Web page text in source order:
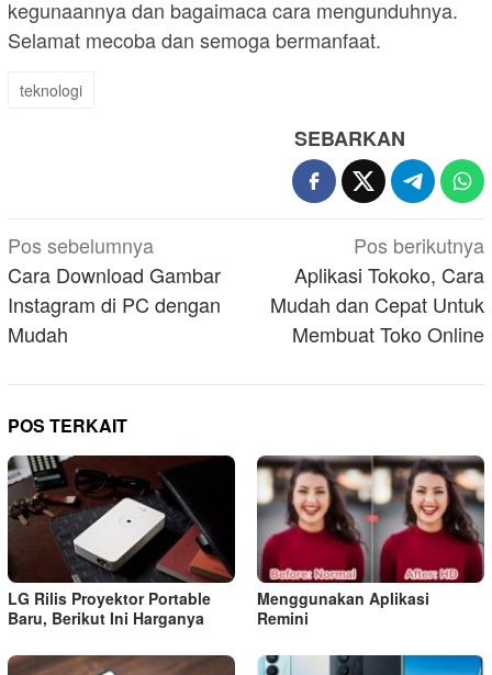
kegunaannya dan bagaimaca cara mengunduhnya.
Selamat mecoba dan semoga bermanfaat.
teknologi
SEBARKAN
Navigasi
pos
Pos sebelumnya
Cara Download Gambar
Instagram di PC dengan
Mudah
Pos berikutnya
Aplikasi Tokoko, Cara
Mudah dan Cepat Untuk
Membuat Toko Online
POS TERKAIT
LG Rilis Proyektor Portable
Baru, Berikut Ini Harganya
Menggunakan Aplikasi
Remini